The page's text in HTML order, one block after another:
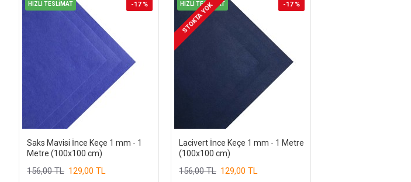
HIZLI TESLİMAT -17 %
Saks Mavisi İnce Keçe 1 mm - 1
Metre (100x100 cm)
129,00 TL
156,00 TL
HIZLI TESLİMAT -17 %
STOKTA YOK
Lacivert İnce Keçe 1 mm - 1 Metre
(100x100 cm)
129,00 TL
156,00 TL